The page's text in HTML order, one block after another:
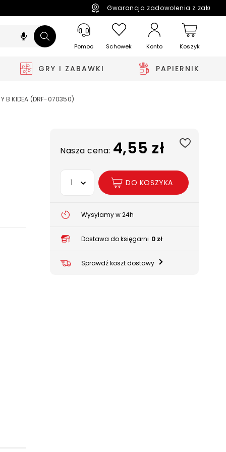
Gwarancja zadowolenia z
Pomoc Schowek Konto Koszyk
GRY I ZABAWKI PAPIERNIK
B KIDEA (DRF-070350)
Nasza cena: 4,55 zł
Wybierz opcję
DO KOSZYKA
Wysyłamy w 24h
Dostawa do księgarni 0 zł
Sprawdź koszt dostawy